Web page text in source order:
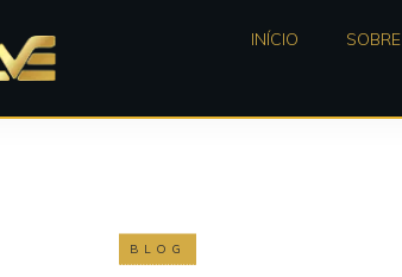
INÍCIO SOBRE
BLOG